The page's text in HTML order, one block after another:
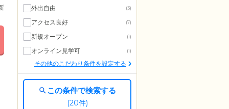
外出自由 (3)
アクセス良好 (7)
新規オープン (1)
オンライン見学可 (1)
その他のこだわり条件を設定する
この条件で検索する
(20件)